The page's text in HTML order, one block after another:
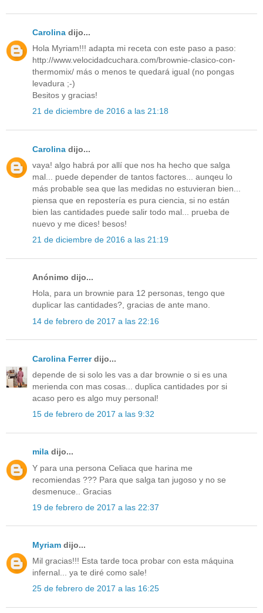
Carolina dijo...
Hola Myriam!!! adapta mi receta con este paso a paso:
http://www.velocidadcuchara.com/brownie-clasico-con-
thermomix/ más o menos te quedará igual (no pongas
levadura ;-)
Besitos y gracias!
21 de diciembre de 2016 a las 21:18
Carolina dijo...
vaya! algo habrá por allí que nos ha hecho que salga
mal... puede depender de tantos factores... aunqeu lo
más probable sea que las medidas no estuvieran bien...
piensa que en repostería es pura ciencia, si no están
bien las cantidades puede salir todo mal... prueba de
nuevo y me dices! besos!
21 de diciembre de 2016 a las 21:19
Anónimo dijo...
Hola, para un brownie para 12 personas, tengo que
duplicar las cantidades?, gracias de ante mano.
14 de febrero de 2017 a las 22:16
Carolina Ferrerdijo...
depende de si solo les vas a dar brownie o si es una
merienda con mas cosas... duplica cantidades por si
acaso pero es algo muy personal!
15 de febrero de 2017 a las 9:32
mila dijo...
Y para una persona Celiaca que harina me
recomiendas ??? Para que salga tan jugoso y no se
desmenuce.. Gracias
19 de febrero de 2017 a las 22:37
Myriam dijo...
Mil gracias!!! Esta tarde toca probar con esta máquina
infernal... ya te diré como sale!
25 de febrero de 2017 a las 16:25